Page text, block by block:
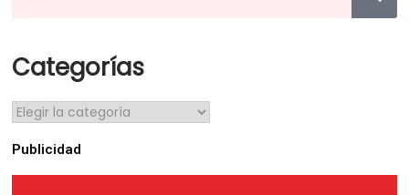
Categorías
Publicidad